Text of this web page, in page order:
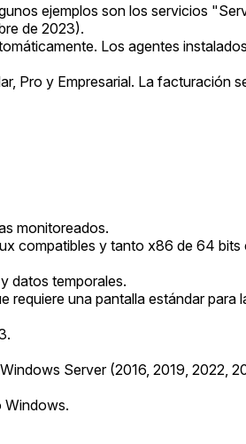
ejemplos son los servicios
de 2023).
Los agentes
Pro y Empresarial. La facturación
monitoreados.
compatibles y tanto x86 de 64
datos temporales.
requiere una pantalla estándar para
Server (2016, 2019, 2022,
Windows.